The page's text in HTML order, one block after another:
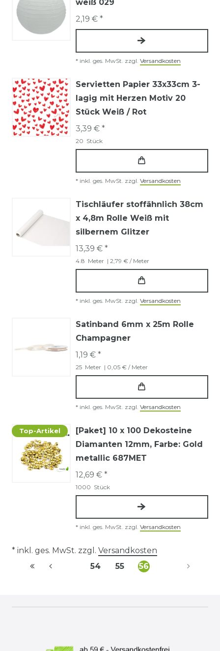
weiß 029
2,19 € *
* inkl. ges. MwSt. zzgl. Versandkosten
Servietten Papier 33x33cm 3-
lagig mit Herzen Motiv 20
Stück Weiß / Rot
3,39 € *
20 Stück
* inkl. ges. MwSt. zzgl. Versandkosten
Tischläufer stoffähnlich 38cm
x 4,8m Rolle Weiß mit
silbernem Glitzer
13,39 € *
4.8 Meter | 2,79 € / Meter
* inkl. ges. MwSt. zzgl. Versandkosten
Satinband 6mm x 25m Rolle
Champagner
1,19 € *
25 Meter | 0,05 € / Meter
* inkl. ges. MwSt. zzgl. Versandkosten
Top-Artikel
[Paket] 10 x 100 Dekosteine
Diamanten 12mm, Farbe: Gold
metallic 687MET
12,69 € *
1000 Stück
* inkl. ges. MwSt. zzgl. Versandkosten
* inkl. ges. MwSt. zzgl. Versandkosten
54
55 56